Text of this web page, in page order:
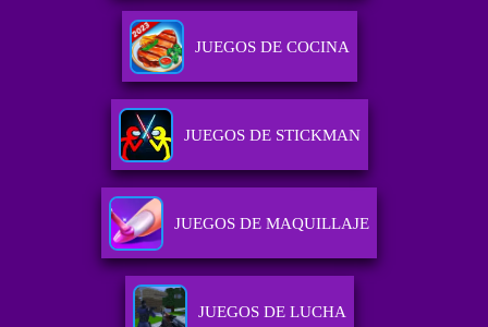
JUEGOS DE COCINA
JUEGOS DE STICKMAN
JUEGOS DE MAQUILLAJE
JUEGOS DE LUCHA